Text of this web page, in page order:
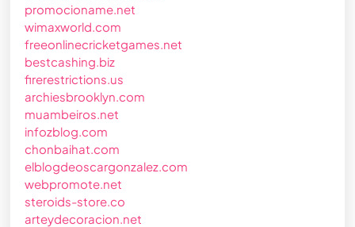
promocioname.net
wimaxworld.com
freeonlinecricketgames.net
bestcashing.biz
firerestrictions.us
archiesbrooklyn.com
muambeiros.net
infozblog.com
chonbaihat.com
elblogdeoscargonzalez.com
webpromote.net
steroids-store.co
arteydecoracion.net